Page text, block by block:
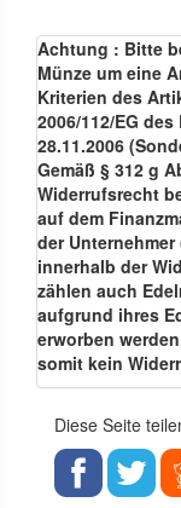
Achtung : Bitte
Münze um eine
Kriterien des
2006/112/EG
28.11.2006
Gemäß § 312 g
Widerrufsrecht
auf dem
der
innerhalb der
zählen auch
aufgrund ihres
erworben
somit kein
Diese Seite